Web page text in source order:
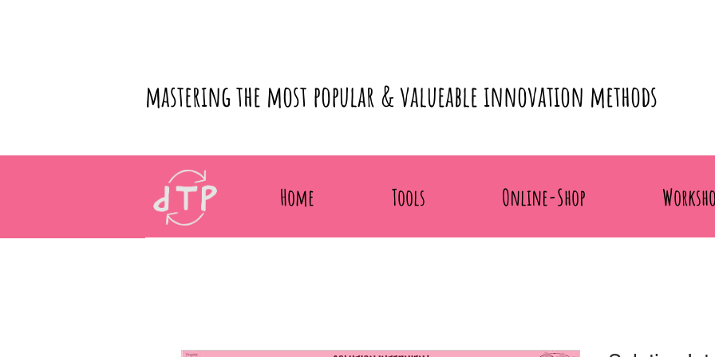
mastering the most popular & valueable innovation methods
Home Tools Online-Shop